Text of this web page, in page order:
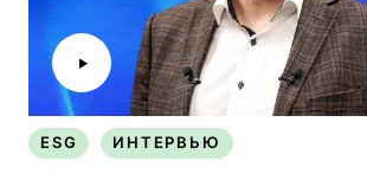
ESG
ИНТЕРВЬЮ